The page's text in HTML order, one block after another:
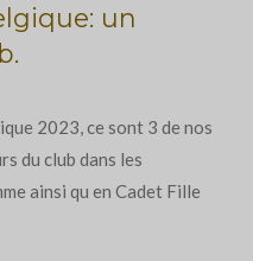
un
2023, ce sont 3 de nos
du club dans les
ainsi qu en Cadet Fille